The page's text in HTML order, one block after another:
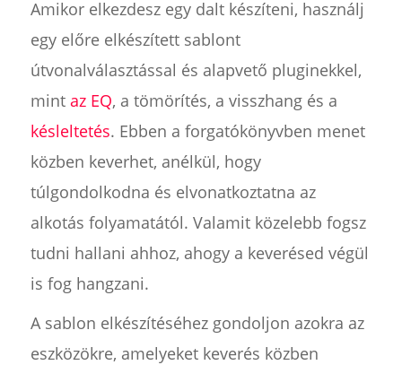
Amikor elkezdesz egy dalt készíteni, használj
egy előre elkészített sablont
útvonalválasztással és alapvető pluginekkel,
mint az EQ, a tömörítés, a visszhang és a
késleltetés. Ebben a forgatókönyvben menet
közben keverhet, anélkül, hogy
túlgondolkodna és elvonatkoztatna az
alkotás folyamatától. Valamit közelebb fogsz
tudni hallani ahhoz, ahogy a keverésed végül
is fog hangzani.
A sablon elkészítéséhez gondoljon azokra az
eszközökre, amelyeket keverés közben